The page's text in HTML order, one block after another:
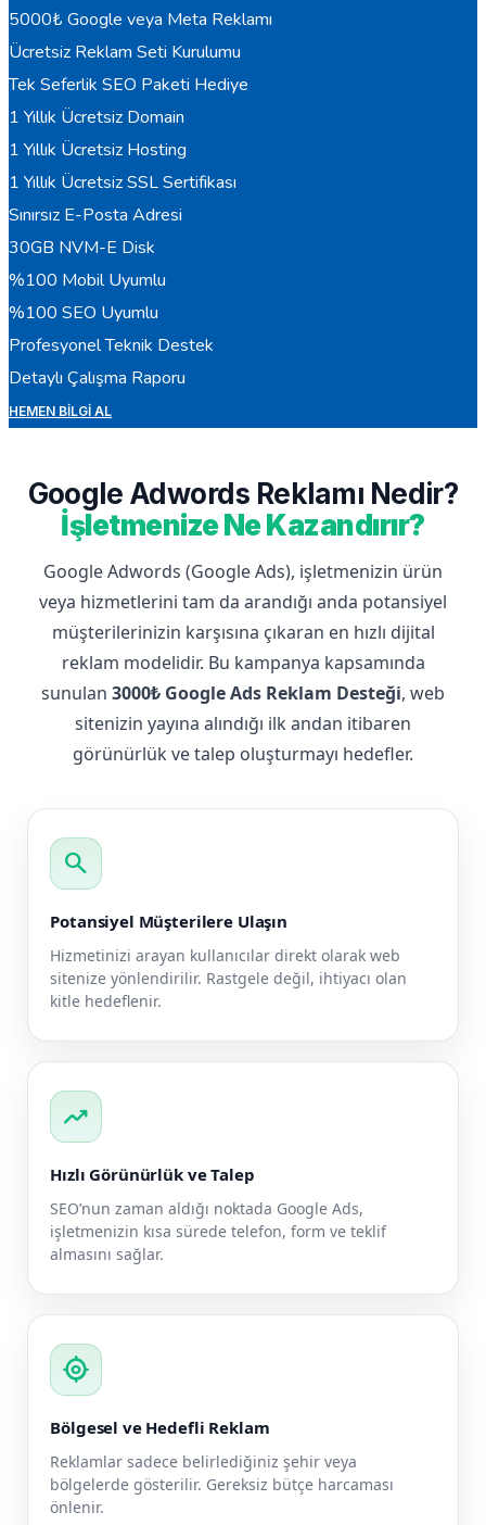
5000₺ Google veya Meta Reklamı
Ücretsiz Reklam Seti Kurulumu
Tek Seferlik SEO Paketi Hediye
1 Yıllık Ücretsiz Domain
1 Yıllık Ücretsiz Hosting
1 Yıllık Ücretsiz SSL Sertifikası
Sınırsız E-Posta Adresi
30GB NVM-E Disk
%100 Mobil Uyumlu
%100 SEO Uyumlu
Profesyonel Teknik Destek
Detaylı Çalışma Raporu
HEMEN BILGI AL
Google Adwords Reklamı Nedir?
İşletmenize Ne Kazandırır?
Google Adwords (Google Ads), işletmenizin ürün
veya hizmetlerini tam da arandığı anda potansiyel
müşterilerinizin karşısına çıkaran en hızlı dijital
reklam modelidir. Bu kampanya kapsamında
sunulan 3000₺ Google Ads Reklam Desteği, web
sitenizin yayına alındığı ilk andan itibaren
görünürlük ve talep oluşturmayı hedefler.
search
Potansiyel Müşterilere Ulaşın
Hizmetinizi arayan kullanıcılar direkt olarak web
sitenize yönlendirilir. Rastgele değil, ihtiyacı olan
kitle hedeflenir.
trending_up
Hızlı Görünürlük ve Talep
SEO’nun zaman aldığı noktada Google Ads,
işletmenizin kısa sürede telefon, form ve teklif
almasını sağlar.
my_location
Bölgesel ve Hedefli Reklam
Reklamlar sadece belirlediğiniz şehir veya
bölgelerde gösterilir. Gereksiz bütçe harcaması
önlenir.